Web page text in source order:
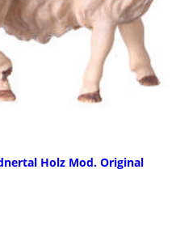
Holz Mod. Original